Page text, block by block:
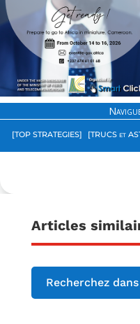
[TOP STRATEGIES] [TRUCS et
Articles
Recherchez